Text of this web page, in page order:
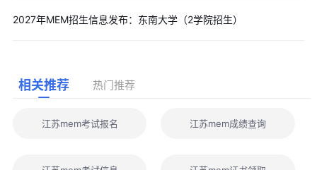
2027年MEM招生信息发布：东南大学（2学院招生）
相关推荐 热门推荐
江苏mem考试报名 江苏mem成绩查询